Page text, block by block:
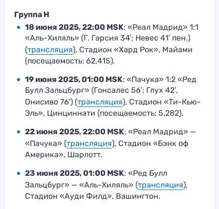
Группа H
18 июня 2025, 22:00 MSK: «Реал Мадрид» 1:1
«Аль-Хиляль» (Г. Гарсия 34′; Невес 41′ пен.)
(трансляция), Стадион «Хард Рок», Майами
(посещаемость: 62,415).
19 июня 2025, 01:00 MSK: «Пачука» 1:2 «Ред
Булл Зальцбург» (Гонсалес 56′; Глух 42′,
Онисиво 76′) (трансляция), Стадион «Ти-Кью-
Эль», Цинциннати (посещаемость: 5,282).
22 июня 2025, 22:00 MSK: «Реал Мадрид» —
«Пачука» (трансляция), Стадион «Бэнк оф
Америка», Шарлотт.
23 июня 2025, 01:00 MSK: «Ред Булл
Зальцбург» — «Аль-Хиляль» (трансляция),
Стадион «Ауди Филд», Вашингтон.